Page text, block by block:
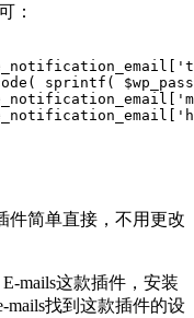
：
sprintf(
件简单直接，不用更改
mails这款插件，安装
mails找到这款插件的设